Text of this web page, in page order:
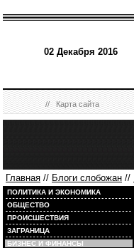
02 Декабря 2016
//Карта сайта
Главная // Блоги слобожан //
ПОЛИТИКА И ЭКОНОМИКА
ОБЩЕСТВО
ПРОИСШЕСТВИЯ
ЗАГРАНИЦА
БИЗНЕС И ФИНАНСЫ